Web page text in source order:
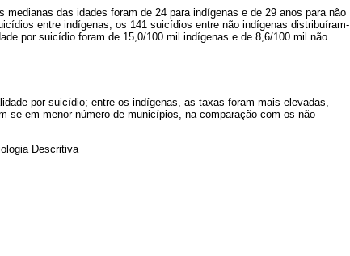
das idades foram de 24 para indígenas e de 29 anos para não
entre indígenas; os 141 suicídios entre não indígenas distribuíram-
por suicídio foram de 15,0/100 mil indígenas e de 8,6/100 mil não
por suicídio; entre os indígenas, as taxas foram mais elevadas,
se em menor número de municípios, na comparação com os não
Descritiva